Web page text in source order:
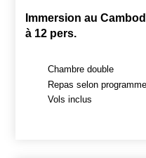
Immersion au
à 12 pers.
Chambre double
Repas selon programme
Vols inclus